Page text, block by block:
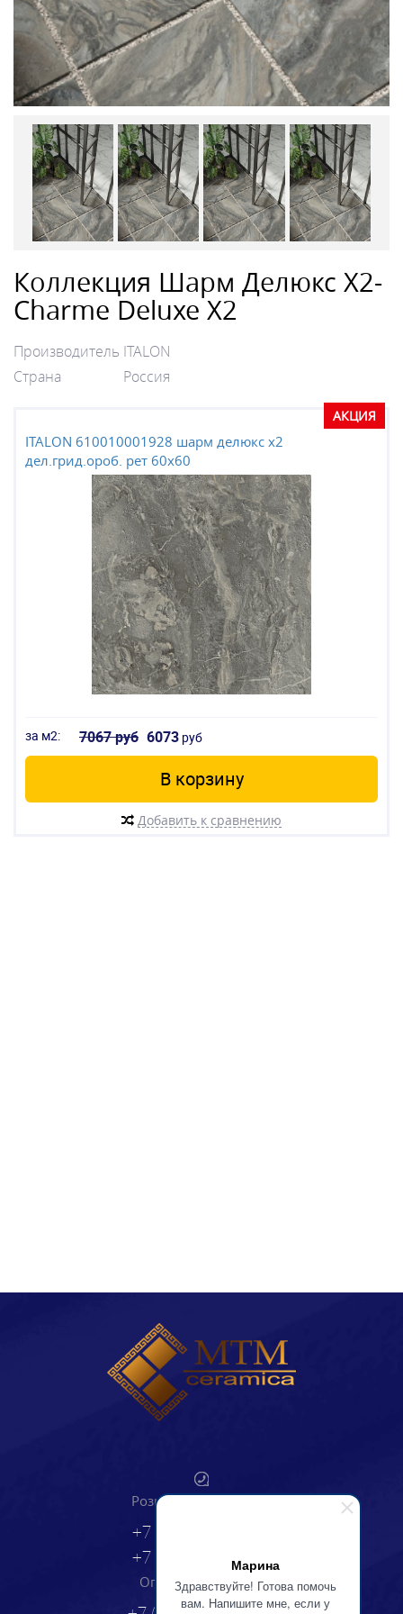
Марина
Здравствуйте! Готова помочь
вам. Напишите мне, если у
Коллекция Шарм Делюкс Х2-
Charme Deluxe X2
Производитель ITALON
Страна
Россия
АКЦИЯ
ITALON 610010001928 шарм делюкс x2
дел.грид.ороб. рет 60x60
за м2: 7067 руб 6073 руб
В корзину
Добавить к сравнению
Розничные продажи:
+7 (991)
+7 (863)
244-33-33
Оптовые продажи: